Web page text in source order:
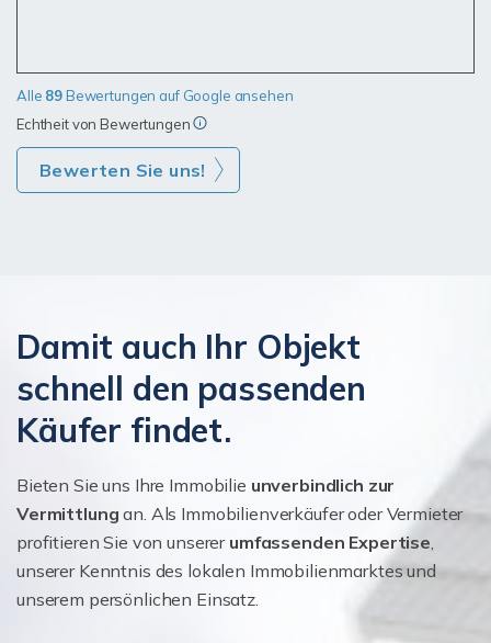
Alle 89 Bewertungen auf Google ansehen
Echtheit von Bewertungen
Bewerten Sie uns!
Damit auch Ihr Objekt
schnell den passenden
Käufer findet.
Bieten Sie uns Ihre Immobilie unverbindlich zur
Vermittlung an. Als Immobilienverkäufer oder Vermieter
profitieren Sie von unserer umfassenden Expertise,
unserer Kenntnis des lokalen Immobilienmarktes und
unserem persönlichen Einsatz.